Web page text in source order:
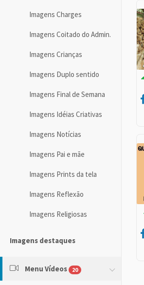
Imagens Charges
Imagens Coitado do Admin.
Imagens Crianças
Imagens Duplo sentido
Imagens Final de Semana
Imagens Idéias Criativas
Imagens Notícias
Imagens Pai e mãe
Imagens Prints da tela
Imagens Reflexão
Imagens Religiosas
Imagens destaques
Menu Vídeos 20